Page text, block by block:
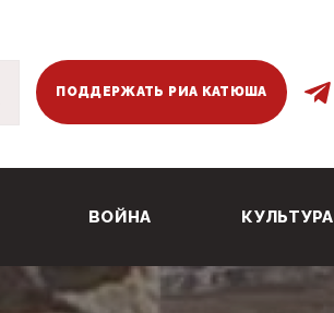
ПОДДЕРЖАТЬ РИА КАТЮША
ВОЙНА КУЛЬТУРА